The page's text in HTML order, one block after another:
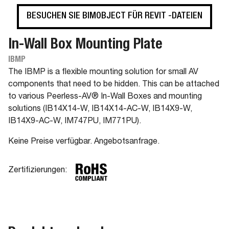
BESUCHEN SIE BIMOBJECT FÜR REVIT -DATEIEN
In-Wall Box Mounting Plate
IBMP
The IBMP is a flexible mounting solution for small AV
components that need to be hidden. This can be attached
to various Peerless-AV® In-Wall Boxes and mounting
solutions (IB14X14-W, IB14X14-AC-W, IB14X9-W,
IB14X9-AC-W, IM747PU, IM771PU).
Keine Preise verfügbar. Angebotsanfrage.
Zertifizierungen: